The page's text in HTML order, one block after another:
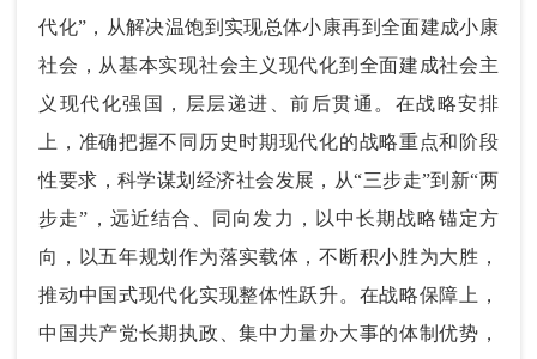
代化”，从解决温饱到实现总体小康再到全面建成小康
社会，从基本实现社会主义现代化到全面建成社会主
义现代化强国，层层递进、前后贯通。在战略安排
上，准确把握不同历史时期现代化的战略重点和阶段
性要求，科学谋划经济社会发展，从“三步走”到新“两
步走”，远近结合、同向发力，以中长期战略锚定方
向，以五年规划作为落实载体，不断积小胜为大胜，
推动中国式现代化实现整体性跃升。在战略保障上，
中国共产党长期执政、集中力量办大事的体制优势，